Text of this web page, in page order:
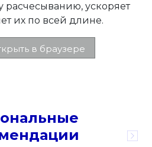
расчесыванию, ускоряет
их по всей длине.
в браузере